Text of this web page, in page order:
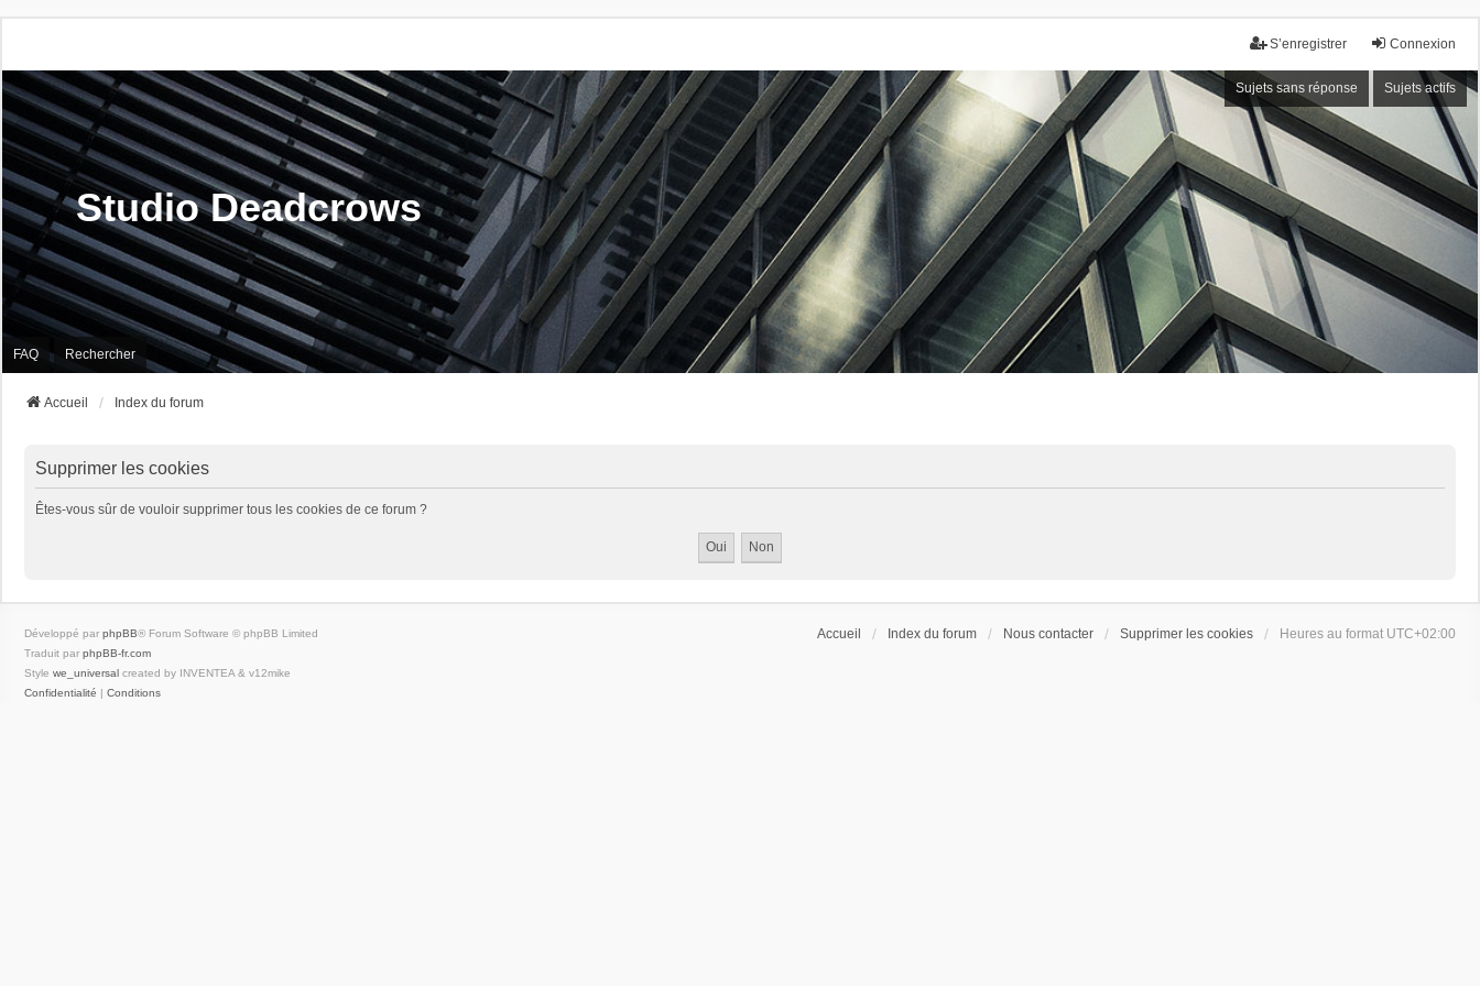
Connexion
S’enregistrer
Sujets sans réponse Sujets actifs
Studio Deadcrows
FAQ Rechercher
Accueil Index du forum
Supprimer les cookies
Êtes-vous sûr de vouloir supprimer tous les cookies de ce forum ?
Accueil Index du forum Nous contacter Supprimer les cookies Heures au format UTC+02:00
Développé par phpBB® Forum Software © phpBB Limited
Traduit par phpBB-fr.com
Style we_universal created by INVENTEA & v12mike
Confidentialité | Conditions